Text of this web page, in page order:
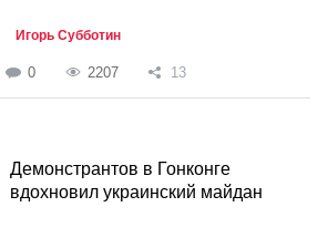
Игорь Субботин
0 2207 13
Демонстрантов в Гонконге
вдохновил украинский майдан